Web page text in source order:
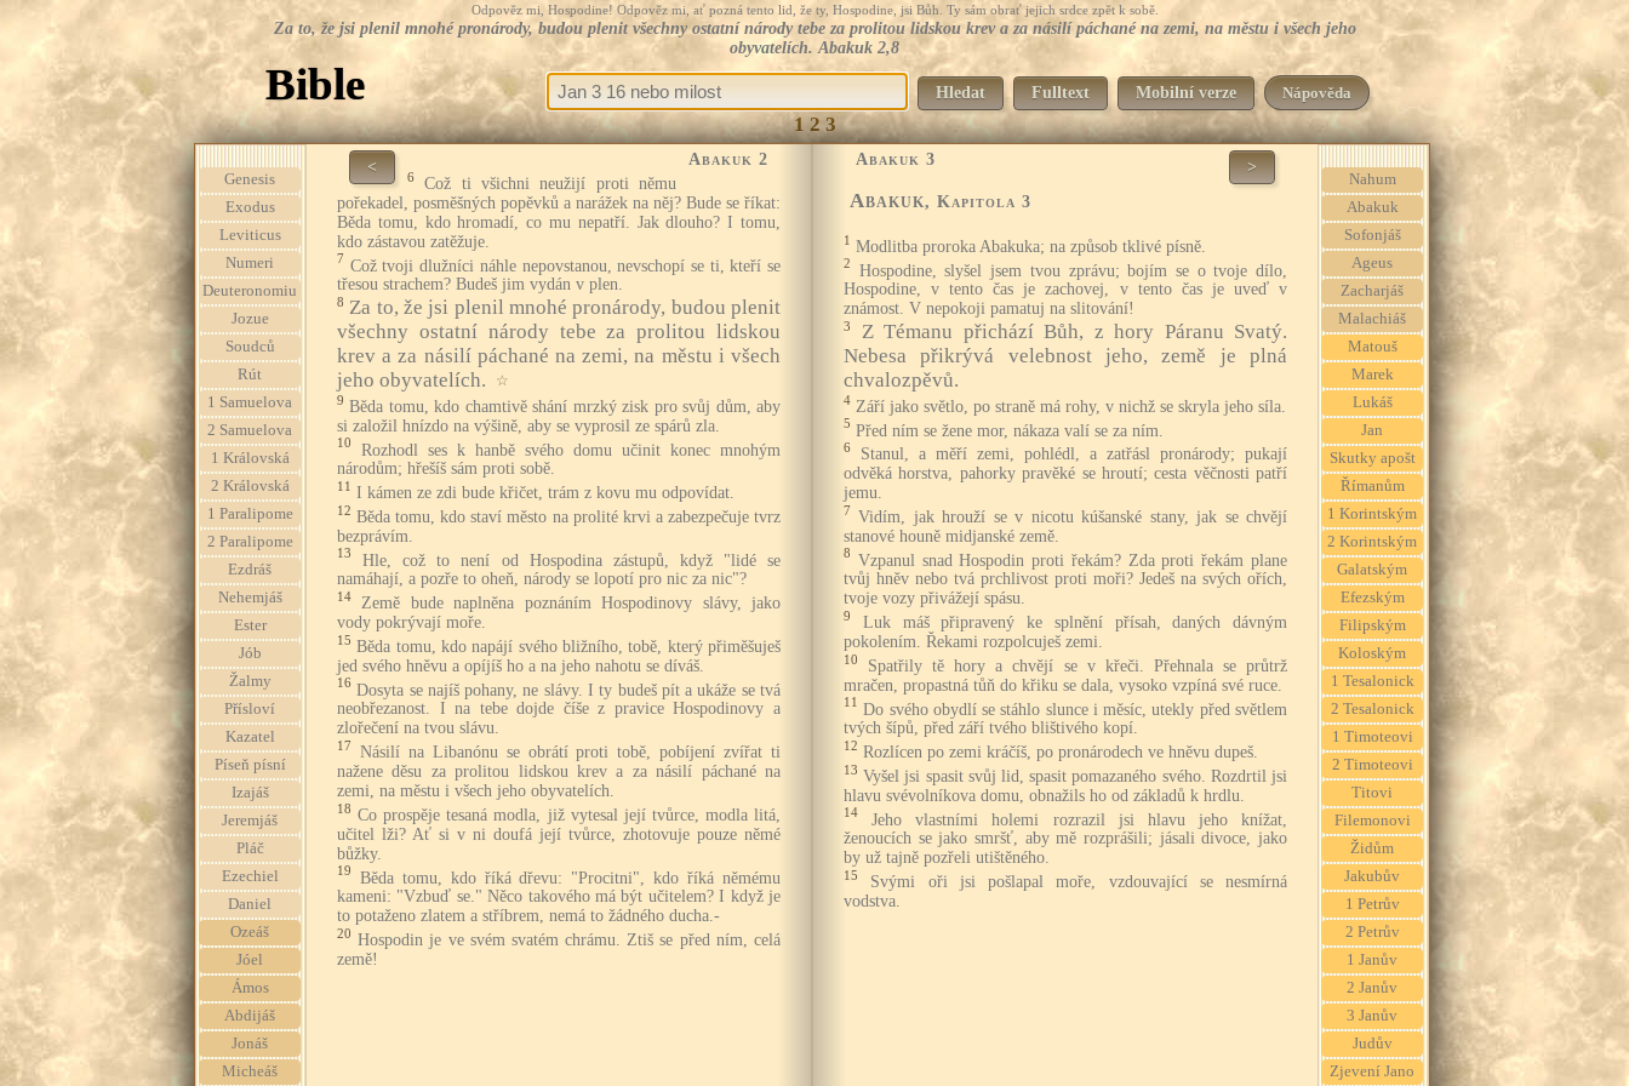
Odpověz mi, Hospodine! Odpověz mi, ať pozná tento lid, že ty, Hospodine, jsi Bůh. Ty sám obrať jejich srdce zpět k sobě.
Za to, že jsi plenil mnohé pronárody, budou plenit všechny ostatní národy tebe za prolitou lidskou krev a za násilí páchané na zemi, na městu i všech jeho
obyvatelích. Abakuk 2,8
Bible Hledat Fulltext Mobilní verze Nápověda
1 2 3
Genesis
Exodus
Leviticus
Numeri
Deuteronomiu
Jozue
Soudců
Rút
1 Samuelova
2 Samuelova
1 Královská
2 Královská
1 Paralipome
2 Paralipome
Ezdráš
Nehemjáš
Ester
Jób
Žalmy
Přísloví
Kazatel
Píseň písní
Izajáš
Jeremjáš
Pláč
Ezechiel
Daniel
Ozeáš
Jóel
Ámos
Abdijáš
Jonáš
Micheáš
< Abakuk 2
6
Což ti všichni neužijí proti němu
pořekadel, posměšných popěvků a narážek na něj? Bude se říkat:
Běda tomu, kdo hromadí, co mu nepatří. Jak dlouho? I tomu,
kdo zástavou zatěžuje.
7 Což tvoji dlužníci náhle nepovstanou, nevschopí se ti, kteří se
třesou strachem? Budeš jim vydán v plen.
8 Za to, že jsi plenil mnohé pronárody, budou plenit
všechny ostatní národy tebe za prolitou lidskou
krev a za násilí páchané na zemi, na městu i všech
jeho obyvatelích.
☆
9 Běda tomu, kdo chamtivě shání mrzký zisk pro svůj dům, aby
si založil hnízdo na výšině, aby se vyprosil ze spárů zla.
10
Rozhodl ses k hanbě svého domu učinit konec mnohým
národům; hřešíš sám proti sobě.
11 I kámen ze zdi bude křičet, trám z kovu mu odpovídat.
12 Běda tomu, kdo staví město na prolité krvi a zabezpečuje tvrz
bezprávím.
13
Hle, což to není od Hospodina zástupů, když "lidé se
namáhají, a pozře to oheň, národy se lopotí pro nic za nic"?
14
Země bude naplněna poznáním Hospodinovy slávy, jako
vody pokrývají moře.
15 Běda tomu, kdo napájí svého bližního, tobě, který přiměšuješ
jed svého hněvu a opíjíš ho a na jeho nahotu se díváš.
16 Dosyta se najíš pohany, ne slávy. I ty budeš pít a ukáže se tvá
neobřezanost. I na tebe dojde číše z pravice Hospodinovy a
zlořečení na tvou slávu.
17
Násilí na Libanónu se obrátí proti tobě, pobíjení zvířat ti
nažene děsu za prolitou lidskou krev a za násilí páchané na
zemi, na městu i všech jeho obyvatelích.
18 Co prospěje tesaná modla, již vytesal její tvůrce, modla litá,
učitel lži? Ať si v ni doufá její tvůrce, zhotovuje pouze němé
bůžky.
19
Běda tomu, kdo říká dřevu: "Procitni", kdo říká němému
kameni: "Vzbuď se." Něco takového má být učitelem? I když je
to potaženo zlatem a stříbrem, nemá to žádného ducha.-
20 Hospodin je ve svém svatém chrámu. Ztiš se před ním, celá
země!
Abakuk 3 >
Abakuk, Kapitola 3
1 Modlitba proroka Abakuka; na způsob tklivé písně.
2
Hospodine, slyšel jsem tvou zprávu; bojím se o tvoje dílo,
Hospodine, v tento čas je zachovej, v tento čas je uveď v
známost. V nepokoji pamatuj na slitování!
3
Z Témanu přichází Bůh, z hory Páranu Svatý.
Nebesa přikrývá velebnost jeho, země je plná
chvalozpěvů.
4 Září jako světlo, po straně má rohy, v nichž se skryla jeho síla.
5 Před ním se žene mor, nákaza valí se za ním.
6
Stanul, a měří zemi, pohlédl, a zatřásl pronárody; pukají
odvěká horstva, pahorky pravěké se hroutí; cesta věčnosti patří
jemu.
7
Vidím, jak hrouží se v nicotu kúšanské stany, jak se chvějí
stanové houně midjanské země.
8 Vzpanul snad Hospodin proti řekám? Zda proti řekám plane
tvůj hněv nebo tvá prchlivost proti moři? Jedeš na svých ořích,
tvoje vozy přivážejí spásu.
9
Luk máš připravený ke splnění přísah, daných dávným
pokolením. Řekami rozpolcuješ zemi.
10
Spatřily tě hory a chvějí se v křeči. Přehnala se průtrž
mračen, propastná tůň do křiku se dala, vysoko vzpíná své ruce.
11 Do svého obydlí se stáhlo slunce i měsíc, utekly před světlem
tvých šípů, před září tvého blištivého kopí.
12 Rozlícen po zemi kráčíš, po pronárodech ve hněvu dupeš.
13 Vyšel jsi spasit svůj lid, spasit pomazaného svého. Rozdrtil jsi
hlavu svévolníkova domu, obnažils ho od základů k hrdlu.
14
Jeho vlastními holemi rozrazil jsi hlavu jeho knížat,
ženoucích se jako smršť, aby mě rozprášili; jásali divoce, jako
by už tajně pozřeli utištěného.
15
Svými oři jsi pošlapal moře, vzdouvající se nesmírná
vodstva.
Nahum
Abakuk
Sofonjáš
Ageus
Zacharjáš
Malachiáš
Matouš
Marek
Lukáš
Jan
Skutky apošt
Římanům
1 Korintským
2 Korintským
Galatským
Efezským
Filipským
Koloským
1 Tesalonick
2 Tesalonick
1 Timoteovi
2 Timoteovi
Titovi
Filemonovi
Židům
Jakubův
1 Petrův
2 Petrův
1 Janův
2 Janův
3 Janův
Judův
Zjevení Jano